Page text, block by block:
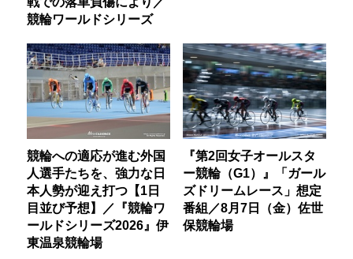
競輪ワールドシリーズ
競輪への適応が進む外国
人選手たちを、強力な日
本人勢が迎え打つ【1日
目並び予想】／『競輪ワ
ールドシリーズ2026』伊
東温泉競輪場
『第2回女子オールスタ
ー競輪（G1）』「ガール
ズドリームレース」想定
番組／8月7日（金）佐世
保競輪場